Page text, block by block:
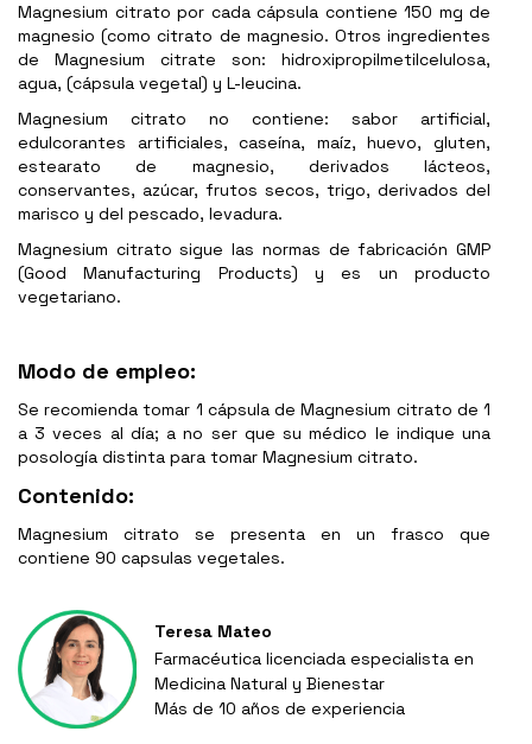
Magnesium citrato por cada cápsula contiene 150 mg de
magnesio (como citrato de magnesio. Otros ingredientes
de Magnesium citrate son: hidroxipropilmetilcelulosa,
agua, (cápsula vegetal) y L-leucina.
Magnesium citrato no contiene: sabor artificial,
edulcorantes artificiales, caseína, maíz, huevo, gluten,
estearato de magnesio, derivados lácteos,
conservantes, azúcar, frutos secos, trigo, derivados del
marisco y del pescado, levadura.
Magnesium citrato sigue las normas de fabricación GMP
(Good Manufacturing Products) y es un producto
vegetariano.
Modo de empleo:
Se recomienda tomar 1 cápsula de Magnesium citrato de 1
a 3 veces al día; a no ser que su médico le indique una
posología distinta para tomar Magnesium citrato.
Contenido:
Magnesium citrato se presenta en un frasco que
contiene 90 capsulas vegetales.
Teresa Mateo
Farmacéutica licenciada especialista en
Medicina Natural y Bienestar
Más de 10 años de experiencia